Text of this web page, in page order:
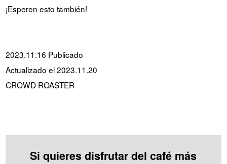
¡Esperen esto también!
2023.11.16 Publicado
Actualizado el 2023.11.20
CROWD ROASTER
Si quieres disfrutar del café más